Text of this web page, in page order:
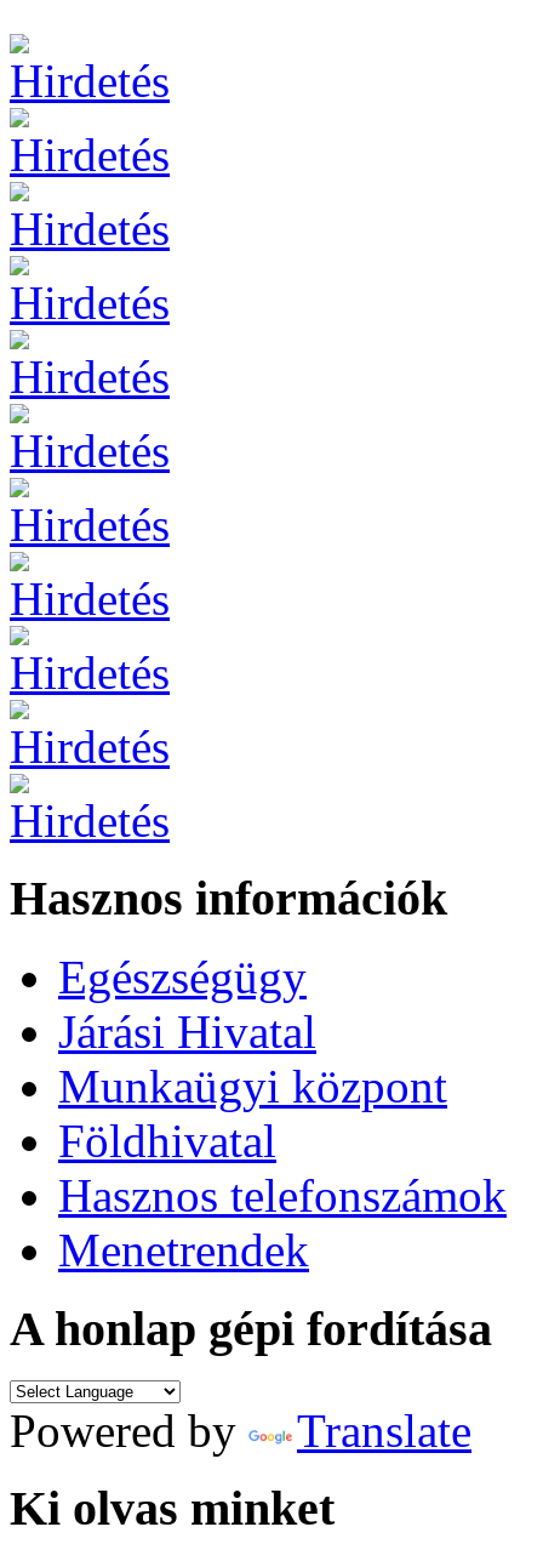
Hasznos információk
Egészségügy
Járási Hivatal
Munkaügyi központ
Földhivatal
Hasznos telefonszámok
Menetrendek
A honlap gépi fordítása
Powered by Translate
Ki olvas minket